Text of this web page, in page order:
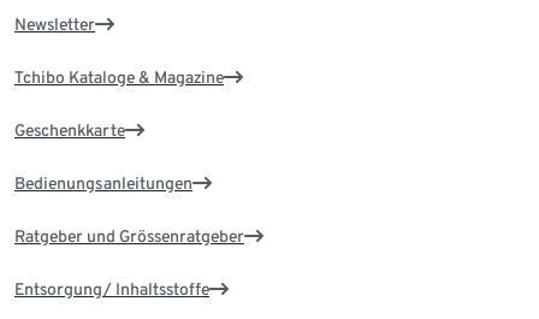
Newsletter
Tchibo Kataloge & Magazine
Geschenkkarte
Bedienungsanleitungen
Ratgeber und Grössenratgeber
Entsorgung/ Inhaltsstoffe